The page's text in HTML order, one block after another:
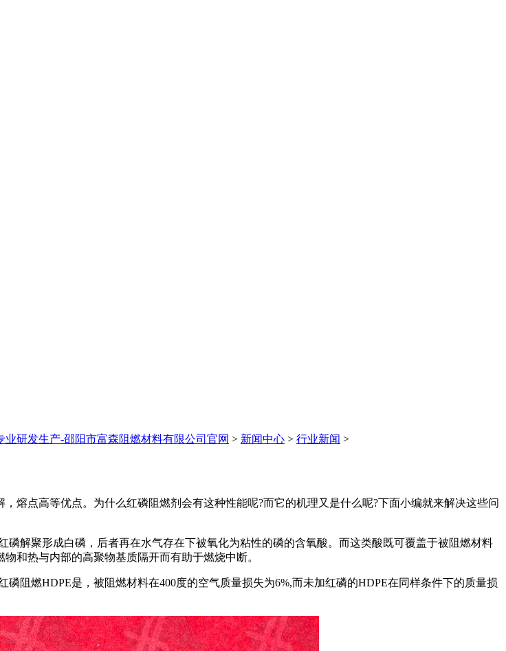
研发生产-邵阳市富森阻燃材料有限公司官网 > 新闻中心 > 行业新闻 >
点高等优点。为什么红磷阻燃剂会有这种性能呢?而它的机理又是什么呢?下面小编就来解决这些问
解聚形成白磷，后者再在水气存在下被氧化为粘性的磷的含氧酸。而这类酸既可覆盖于被阻燃材料
和热与内部的高聚物基质隔开而有助于燃烧中断。
燃HDPE是，被阻燃材料在400度的空气质量损失为6%,而未加红磷的HDPE在同样条件下的质量损